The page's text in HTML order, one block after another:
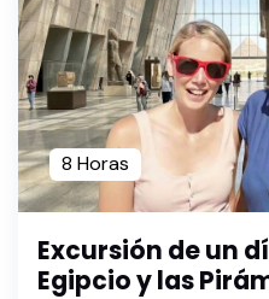
8 Horas
Excursión de un
Egipcio y las